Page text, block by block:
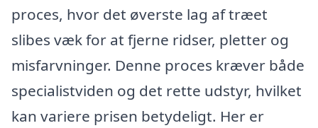
proces, hvor det øverste lag af træet
slibes væk for at fjerne ridser, pletter og
misfarvninger. Denne proces kræver både
specialistviden og det rette udstyr, hvilket
kan variere prisen betydeligt. Her er